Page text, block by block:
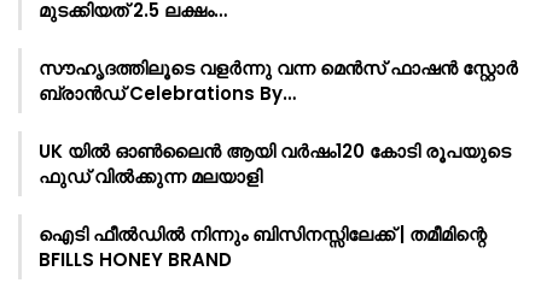
മുടക്കിയത് 2.5 ലക്ഷം…
സൗഹൃദത്തിലൂടെ വളർന്നു വന്ന മെൻസ് ഫാഷൻ സ്റ്റോർ
ബ്രാൻഡ് Celebrations By…
UK യിൽ ഓൺലൈൻ ആയി വർഷം120 കോടി രൂപയുടെ
ഫുഡ് വിൽക്കുന്ന മലയാളി
ഐടി ഫീൽഡിൽ നിന്നും ബിസിനസ്സിലേക്ക് | തമീമിന്റെ
BFILLS HONEY BRAND